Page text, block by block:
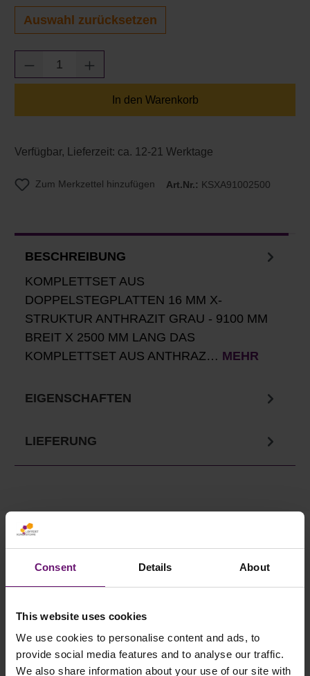
Consent Details About
This website uses cookies
We use cookies to personalise content and ads, to
provide social media features and to analyse our traffic.
We also share information about your use of our site with
Auswahl zurücksetzen
Produkt Anzahl: Gib den gewünschten
In den Warenkorb
Verfügbar, Lieferzeit: ca. 12-21 Werktage
Zum Merkzettel hinzufügen Art.Nr.: KSXA91002500
BESCHREIBUNG
KOMPLETTSET AUS
DOPPELSTEGPLATTEN 16 MM X-
STRUKTUR ANTHRAZIT GRAU - 9100 MM
BREIT X 2500 MM LANG DAS
KOMPLETTSET AUS ANTHRAZ… MEHR
EIGENSCHAFTEN
LIEFERUNG
Ihre Vorteile in unserem
Onlineshop
✓ Service telefonisch & per Mail
✓ Sichere Lieferung
✓ Rabatte ab 500€ Warenwert